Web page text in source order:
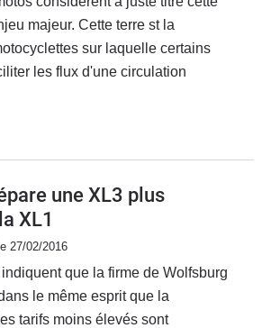
majeur. Cette terre st la
sur laquelle certains
les flux d'une circulation
une XL3 plus
XL1
27/02/2016
que la firme de Wolfsburg
le même esprit que la
tarifs moins élevés sont